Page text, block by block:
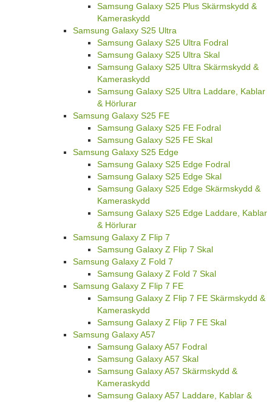
Samsung Galaxy S25 Plus Skärmskydd &
Kameraskydd
Samsung Galaxy S25 Ultra
Samsung Galaxy S25 Ultra Fodral
Samsung Galaxy S25 Ultra Skal
Samsung Galaxy S25 Ultra Skärmskydd &
Kameraskydd
Samsung Galaxy S25 Ultra Laddare, Kablar
& Hörlurar
Samsung Galaxy S25 FE
Samsung Galaxy S25 FE Fodral
Samsung Galaxy S25 FE Skal
Samsung Galaxy S25 Edge
Samsung Galaxy S25 Edge Fodral
Samsung Galaxy S25 Edge Skal
Samsung Galaxy S25 Edge Skärmskydd &
Kameraskydd
Samsung Galaxy S25 Edge Laddare, Kablar
& Hörlurar
Samsung Galaxy Z Flip 7
Samsung Galaxy Z Flip 7 Skal
Samsung Galaxy Z Fold 7
Samsung Galaxy Z Fold 7 Skal
Samsung Galaxy Z Flip 7 FE
Samsung Galaxy Z Flip 7 FE Skärmskydd &
Kameraskydd
Samsung Galaxy Z Flip 7 FE Skal
Samsung Galaxy A57
Samsung Galaxy A57 Fodral
Samsung Galaxy A57 Skal
Samsung Galaxy A57 Skärmskydd &
Kameraskydd
Samsung Galaxy A57 Laddare, Kablar &